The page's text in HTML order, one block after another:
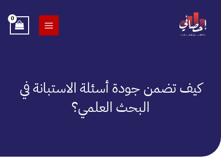
المحتوى
كيف تضمن جودة أسئلة الاستبانة في
البحث العلمي؟